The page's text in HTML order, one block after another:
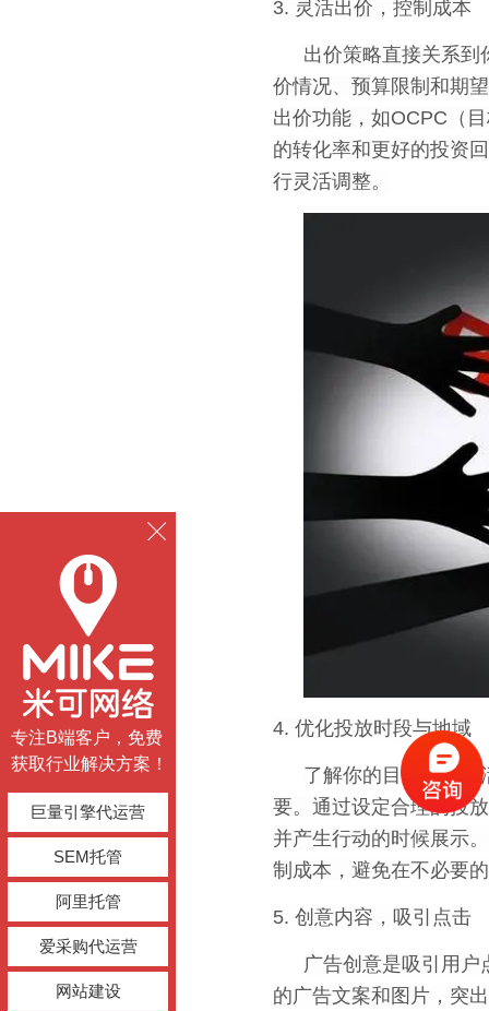
3. 灵活出价，控制成本
出价策略直接关系到
价情况、预算限制和期
出价功能，如OCPC（
的转化率和更好的投资
行灵活调整。
4. 优化投放时段与地域
了解你的目标客户的
要。通过设定合理的投
并产生行动的时候展示
制成本，避免在不必要
5. 创意内容，吸引点击
广告创意是吸引用
的广告文案和图片，突
专注B端客户，免费
获取行业解决方案！
巨量引擎代运营
SEM托管
阿里托管
爱采购代运营
网站建设